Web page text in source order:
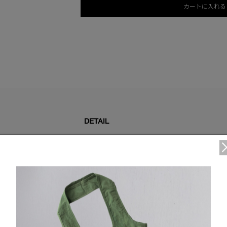
カートに入れる
DETAIL
こ体温調節、水分管理、臭気抑制、UVプロテクション
使用。